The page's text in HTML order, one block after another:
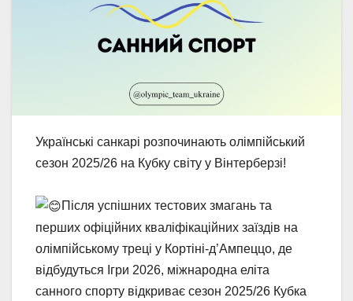
Українські санкарі розпочинають олімпійський
сезон 2025/26 на Кубку світу у Вінтерберзі!
Після успішних тестових змагань та
перших офіційних кваліфікаційних заїздів на
олімпійському треці у Кортіні-д’Ампеццо, де
відбудуться Ігри 2026, міжнародна еліта
санного спорту відкриває сезон 2025/26 Кубка